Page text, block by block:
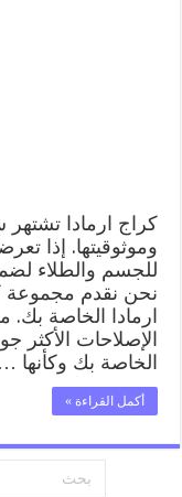
كراج ارمادا تشتهر
وموثوقيتها. إذا
للجسم والطلاء
نحن نقدم مجموعة
ارمادا الخاصة
الإصلاحات الأكثر
الخاصة بك وكأنها …
أكمل القراءة »